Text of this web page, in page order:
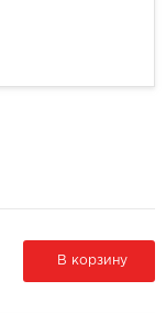
В корзину